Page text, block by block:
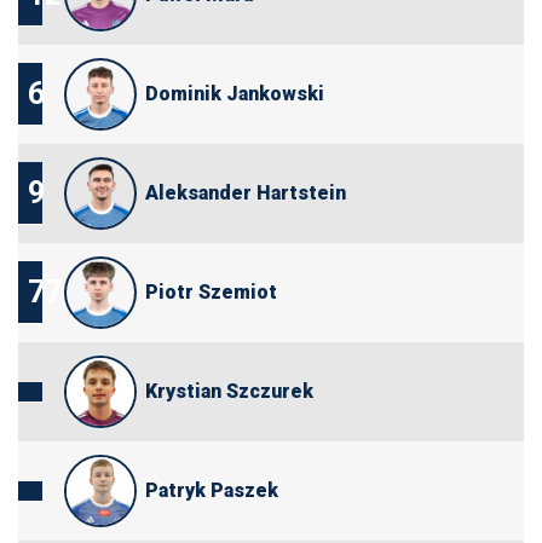
6 Dominik Jankowski
9 Aleksander Hartstein
77 Piotr Szemiot
Krystian Szczurek
Patryk Paszek